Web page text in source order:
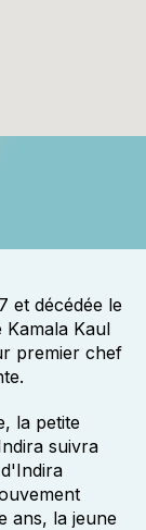
et décédée le
Kamala Kaul
premier chef
la petite
suivra
ans, la jeune